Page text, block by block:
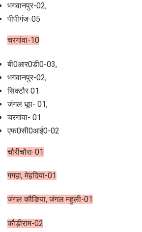
भगवानपुर-02,
पीपीगंज-05
चरगांवा-10
बी0आर0डी0-03,
भगवानपुर-02,
सिक्टौर 01.
जंगल धूप- 01,
चरगांवा- 01.
एफ0सी0आई0-02
चौरीचौरा-01
गगहा, मेहदिया-01
जंगल कौङिया, जंगल महुली-01
कौड़ीराम-02